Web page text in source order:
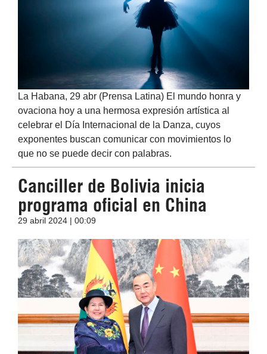
La Habana, 29 abr (Prensa Latina) El mundo honra y
ovaciona hoy a una hermosa expresión artística al
celebrar el Día Internacional de la Danza, cuyos
exponentes buscan comunicar con movimientos lo
que no se puede decir con palabras.
Canciller de Bolivia inicia
programa oficial en China
29 abril 2024 | 00:09